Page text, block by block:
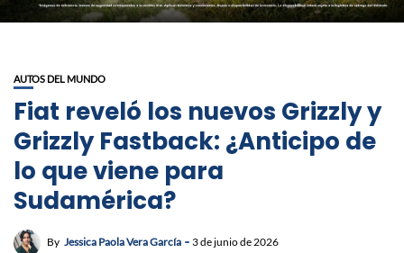
AUTOS DEL MUNDO
Fiat reveló los nuevos Grizzly y
Grizzly Fastback: ¿Anticipo de
lo que viene para
Sudamérica?
By Jessica Paola Vera García 3 de junio de 2026